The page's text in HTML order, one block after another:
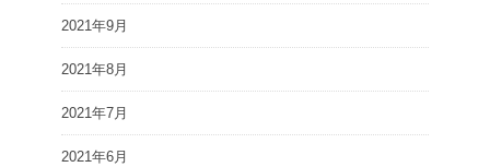
2021年9月
2021年8月
2021年7月
2021年6月